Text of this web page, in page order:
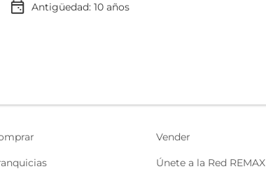
Antigüedad:10años
Baño
Vender
Únete a la Red REMAX